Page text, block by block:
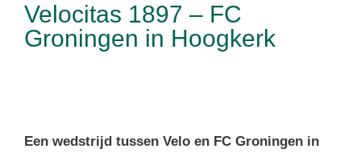
Velocitas 1897 – FC
Groningen in Hoogkerk
Een wedstrijd tussen Velo en FC Groningen in